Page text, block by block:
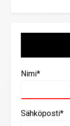
Nimi*
Sähköposti*